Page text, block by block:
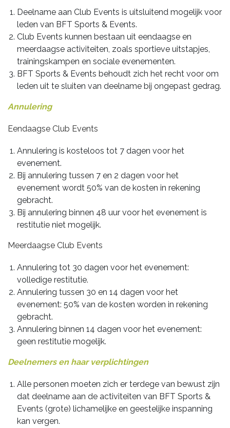
Deelname aan Club Events is uitsluitend mogelijk voor
leden van BFT Sports & Events.
Club Events kunnen bestaan uit eendaagse en
meerdaagse activiteiten, zoals sportieve uitstapjes,
trainingskampen en sociale evenementen.
BFT Sports & Events behoudt zich het recht voor om
leden uit te sluiten van deelname bij ongepast gedrag.
Annulering
Eendaagse Club Events
Annulering is kosteloos tot 7 dagen voor het
evenement.
Bij annulering tussen 7 en 2 dagen voor het
evenement wordt 50% van de kosten in rekening
gebracht.
Bij annulering binnen 48 uur voor het evenement is
restitutie niet mogelijk.
Meerdaagse Club Events
Annulering tot 30 dagen voor het evenement:
volledige restitutie.
Annulering tussen 30 en 14 dagen voor het
evenement: 50% van de kosten worden in rekening
gebracht.
Annulering binnen 14 dagen voor het evenement:
geen restitutie mogelijk.
Deelnemers en haar verplichtingen
Alle personen moeten zich er terdege van bewust zijn
dat deelname aan de activiteiten van BFT Sports &
Events (grote) lichamelijke en geestelijke inspanning
kan vergen.